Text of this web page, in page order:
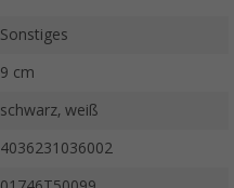
Sonstiges
9 cm
schwarz, weiß
4036231036002